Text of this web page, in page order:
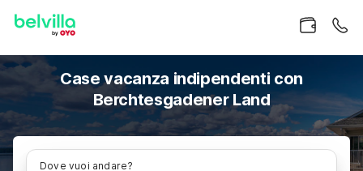
Case vacanza indipendenti con
Berchtesgadener Land
Dove vuoi andare?